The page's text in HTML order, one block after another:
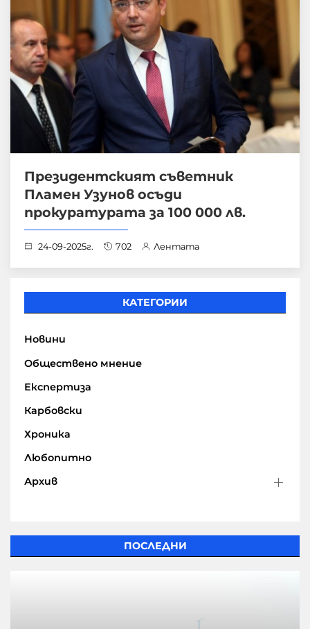
Президентският съветник
Пламен Узунов осъди
прокуратурата за 100 000 лв.
24-09-2025г. 702 Лентата
КАТЕГОРИИ
Новини
Обществено мнение
Експертиза
Карбовски
Хроника
Любопитно
Архив
ПОСЛЕДНИ